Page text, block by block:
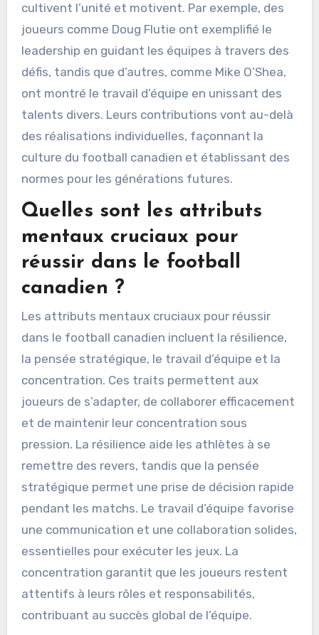
cultivent l’unité et motivent. Par exemple, des
joueurs comme Doug Flutie ont exemplifié le
leadership en guidant les équipes à travers des
défis, tandis que d’autres, comme Mike O’Shea,
ont montré le travail d’équipe en unissant des
talents divers. Leurs contributions vont au-delà
des réalisations individuelles, façonnant la
culture du football canadien et établissant des
normes pour les générations futures.
Quelles sont les attributs
mentaux cruciaux pour
réussir dans le football
canadien ?
Les attributs mentaux cruciaux pour réussir
dans le football canadien incluent la résilience,
la pensée stratégique, le travail d’équipe et la
concentration. Ces traits permettent aux
joueurs de s’adapter, de collaborer efficacement
et de maintenir leur concentration sous
pression. La résilience aide les athlètes à se
remettre des revers, tandis que la pensée
stratégique permet une prise de décision rapide
pendant les matchs. Le travail d’équipe favorise
une communication et une collaboration solides,
essentielles pour exécuter les jeux. La
concentration garantit que les joueurs restent
attentifs à leurs rôles et responsabilités,
contribuant au succès global de l’équipe.